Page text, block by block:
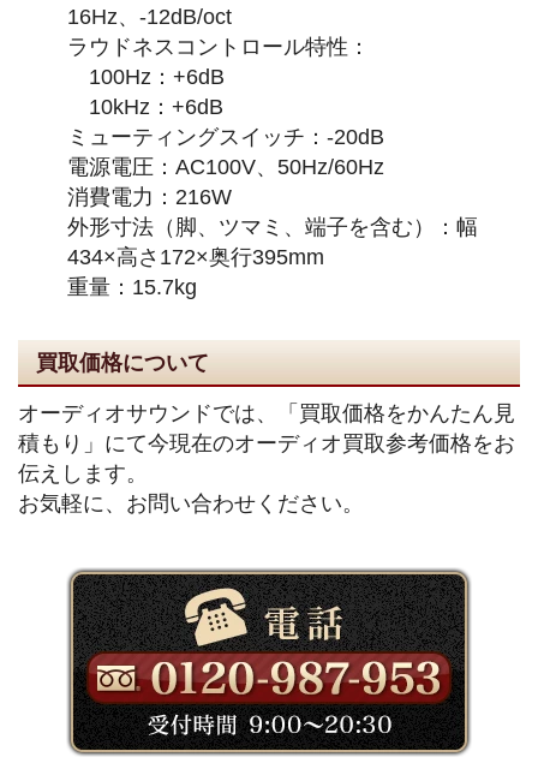
16Hz、-12dB/oct
ラウドネスコントロール特性：
100Hz：+6dB
10kHz：+6dB
ミューティングスイッチ：-20dB
電源電圧：AC100V、50Hz/60Hz
消費電力：216W
外形寸法（脚、ツマミ、端子を含む）：幅
434×高さ172×奥行395mm
重量：15.7kg
買取価格について
オーディオサウンドでは、「買取価格をかんたん見
積もり」にて今現在のオーディオ買取参考価格をお
伝えします。
お気軽に、お問い合わせください。